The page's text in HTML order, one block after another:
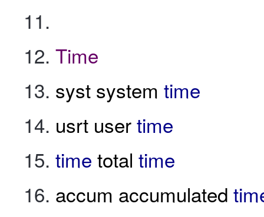
Time
syst system time
usrt usertime
time total time
accum accumulated